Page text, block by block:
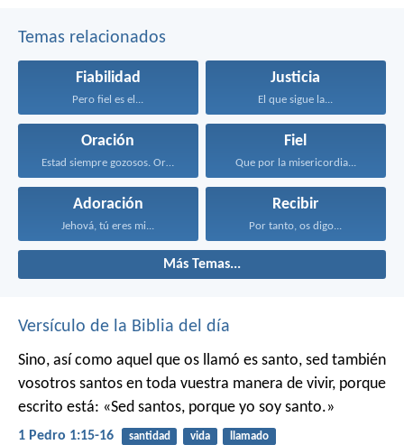
Temas relacionados
Fiabilidad
Pero fiel es el...
Justicia
El que sigue la...
Oración
Estad siempre gozosos. Orad...
Fiel
Que por la misericordia...
Adoración
Jehová, tú eres mi...
Recibir
Por tanto, os digo...
Más Temas...
Versículo de la Biblia del día
Sino, así como aquel que os llamó es santo, sed también
vosotros santos en toda vuestra manera de vivir, porque
escrito está: «Sed santos, porque yo soy santo.»
1 Pedro 1:15-16 santidad vida llamado